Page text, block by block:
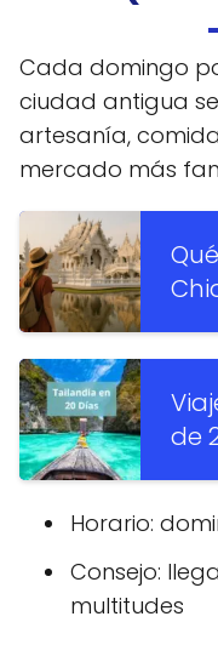
Cada domingo
ciudad antigua
artesanía,
mercado más
de
Horario:
Consejo:
multitudes